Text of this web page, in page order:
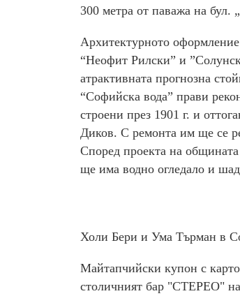
300 метра от паважа на бул.
Архитектурното
“Неофит Рилски” и
атрактивната прогнозна
“Софийска вода” прави
строени през 1901 г. и
Диков. С ремонта им ще се
Според проекта на
ще има водно огледало и
Холи Бери и Ума Търман в
Майтапчийски купон с
столичният бар "СТЕРЕО" на